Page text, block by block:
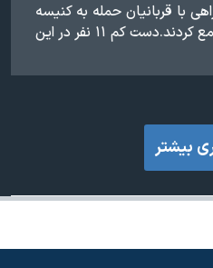
با قربانیان حمله به کنیسه
یهودیان در پیتزبورگ تجمع کردند.دست کم ۱۱ نفر در این
بیشتر